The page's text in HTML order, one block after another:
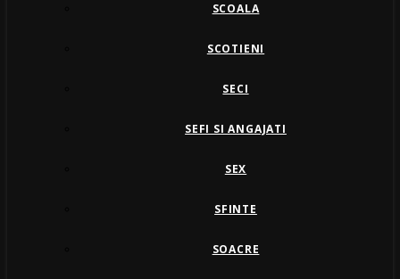
SCOALA
SCOTIENI
SECI
SEFI SI ANGAJATI
SEX
SFINTE
SOACRE